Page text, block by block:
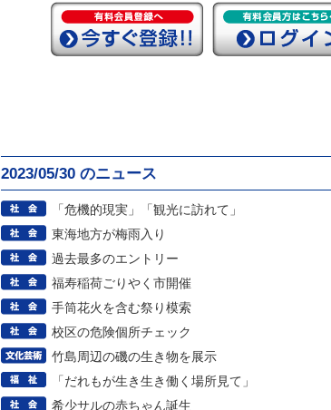
2023/05/30 のニュース
「危機的現実」「観光に訪れて」
東海地方が梅雨入り
過去最多のエントリー
福寿稲荷ごりやく市開催
手筒花火を含む祭り模索
校区の危険個所チェック
竹島周辺の磯の生き物を展示
「だれもが生き生き働く場所見て」
希少サルの赤ちゃん誕生